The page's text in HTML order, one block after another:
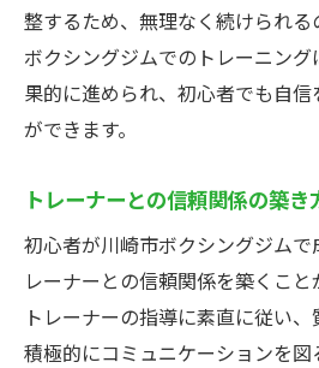
整するため、無理なく続けられ
ボクシングジムでのトレーニン
果的に進められ、初心者でも自信
ができます。
トレーナーとの信頼関係の築き
初心者が川崎市ボクシングジム
レーナーとの信頼関係を築くこと
トレーナーの指導に素直に従い
積極的にコミュニケーションを図